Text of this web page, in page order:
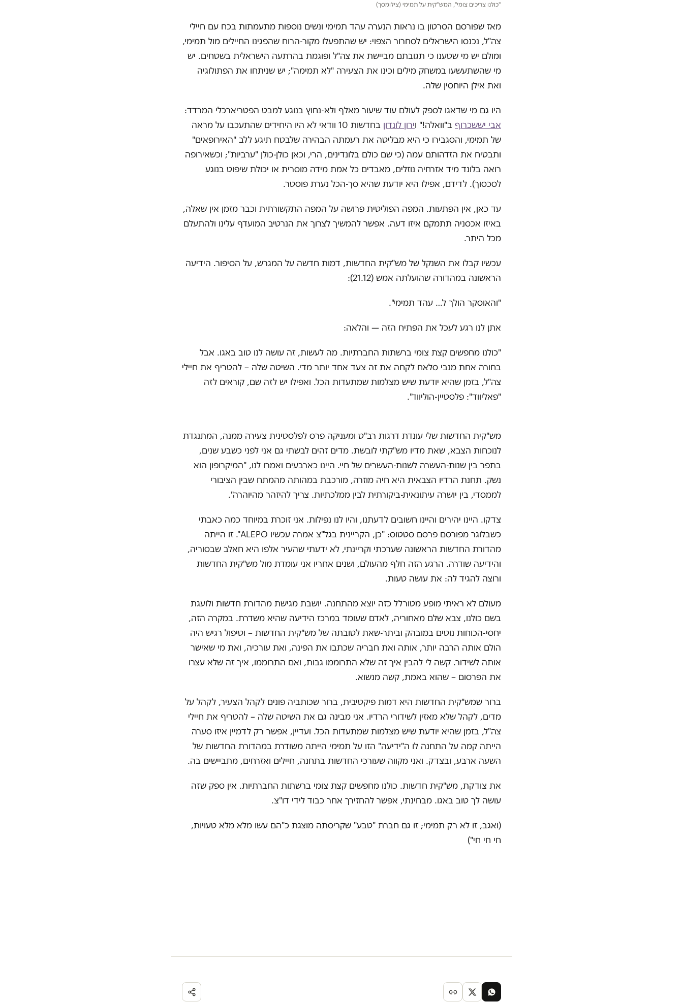
"כולנו צריכים צומי", המש"קית על תמימי (צילומסך)
מאז שפורסם הסרטון בו נראות הנערה עהד תמימי ונשים נוספות מתעמתות בכח עם חיילי
צה"ל, נכנסו הישראלים לסחרור הצפוי: יש שהתפעלו מקור-הרוח שהפגינו החיילים מול תמימי,
ומולם יש מי שטענו כי תגובתם מביישת את צה"ל ופוגמת בהרתעה הישראלית בשטחים. יש
מי שהשתעשעו במשחק מילים וכינו את הצעירה "לא תמימה"; יש שניתחו את הפתולוגיה
ואת אילן היוחסין שלה.
היו גם מי שדאגו לספק לעולם עוד שיעור מאלף ולא-נחוץ בנוגע למבט הפטריארכלי המרדד:
אבי יששכרוף ב"וואלה!" וירון לונדון
בחדשות 10 וודאי לא היו היחידים שהתעכבו על מראה
של תמימי, והסגבירו כי היא מבליטה את רעמתה הבהירה שלבטח תיגע ללב "האירופאים"
ותבטיח את הזדהותם עמה (כי שם כולם בלונדינים, הרי, וכאן כולן-כולן "ערביות"; וכשאירופה
רואה בלונד מיד אזרחיה נוזלים, מאבדים כל אמת מידה מוסרית או יכולת שיפוט בנוגע
לסכסוך). לדידם, אפילו היא יודעת שהיא סך-הכל נערת פוסטר.
עד כאן, אין הפתעות. המפה הפוליטית פרושה על המפה התקשורתית וכבר מזמן אין שאלה,
באיזו אכסניה תתמקם איזו דעה. אפשר להמשיך לצרוך את הנרטיב המועדף עלינו ולהתעלם
מכל היתר.
עכשיו קבלו את השנקל של מש"קית החדשות, דמות חדשה על המגרש, על הסיפור. הידיעה
הראשונה במהדורה שהועלתה אמש (21.12):
"והאוסקר הולך ל… עהד תמימי".
אתן לנו רגע לעכל את הפתיח הזה — והלאה:
"כולנו מחפשים קצת צומי ברשתות החברתיות. מה לעשות, זה עושה לנו טוב באגו. אבל
בחורה אחת מנבי סלאח לקחה את זה צעד אחד יותר מדי. השיטה שלה – להטריף את חיילי
צה"ל, בזמן שהיא יודעת שיש מצלמות שמתעדות הכל. ואפילו יש לזה שם, קוראים לזה
"פאליווד": פלסטיין-הוליווד".
מש"קית החדשות שלי עונדת דרגות רב"ט ומעניקה פרס לפלסטינית צעירה ממנה, המתנגדת
לנוכחות הצבא, שאת מדיו מש"קתי לובשת. מדים זהים לבשתי גם אני לפני כשבע שנים,
בתפר בין שנות-העשרה לשנות-העשרים של חיי. היינו כארבעים ואמרו לנו, "המיקרופון הוא
נשק. תחנת הרדיו הצבאית היא חיה מוזרה, מורכבת במהותה מהמתח שבין הציבורי
לממסדי, בין יושרה עיתונאית-ביקורתית לבין ממלכתיות. צריך להיזהר מהיוהרה".
צדקו. היינו יהירים והיינו חשובים לדעתנו, והיו לנו נפילות. אני זוכרת במיוחד כמה כאבתי
כשבלוגר מפורסם פרסם סטטוס: "כן, הקריינית בגל"צ אמרה עכשיו ALEPO". זו הייתה
מהדורת החדשות הראשונה שערכתי וקריינתי, לא ידעתי שהעיר אלפו היא חאלב שבסוריה,
והידיעה שודרה. הרגע הזה חלף מהעולם, ושנים אחריו אני עומדת מול מש"קית החדשות
ורוצה להגיד לה: את עושה טעות.
מעולם לא ראיתי מופע מטורלל כזה יוצא מהתחנה. יושבת מגישת מהדורת חדשות ולועגת
בשם כולנו, צבא שלם מאחוריה, לאדם שעומד במרכז הידיעה שהיא משדרת. במקרה הזה,
יחסי-הכוחות נוטים במובהק וביתר-שאת לטובתה של מש"קית החדשות – וטיפול רגיש היה
הולם אותה הרבה יותר, אותה ואת חבריה שכתבו את הפינה, ואת עורכיה, ואת מי שאישר
אותה לשידור. קשה לי להבין איך זה שלא התרוממו גבות, ואם התרוממו, איך זה שלא עצרו
את הפרסום – שהוא באמת, קשה מנשוא.
ברור שמש"קית החדשות היא דמות פיקטיבית, ברור שכותביה פונים לקהל הצעיר, לקהל על
מדים, לקהל שלא מאזין לשידורי הרדיו. אני מבינה גם את השיטה שלה – להטריף את חיילי
צה"ל, בזמן שהיא יודעת שיש מצלמות שמתעדות הכל. ועדיין, אפשר רק לדמיין איזו סערה
הייתה קמה על התחנה לו ה"ידיעה" הזו על תמימי הייתה משודרת במהדורת החדשות של
השעה ארבע, ובצדק. ואני מקווה שעורכי החדשות בתחנה, חיילים ואזרחים, מתביישים בה.
את צודקת, מש"קית חדשות. כולנו מחפשים קצת צומי ברשתות החברתיות. אין ספק שזה
עושה לך טוב באגו. מבחינתי, אפשר להחזירך אחר כבוד לידי דו"צ.
(ואגב, זו לא רק תמימי; זו גם חברת "טבע" שקריסתה מוצגת כ"הם עשו מלא מלא טעויות,
חי חי חי")